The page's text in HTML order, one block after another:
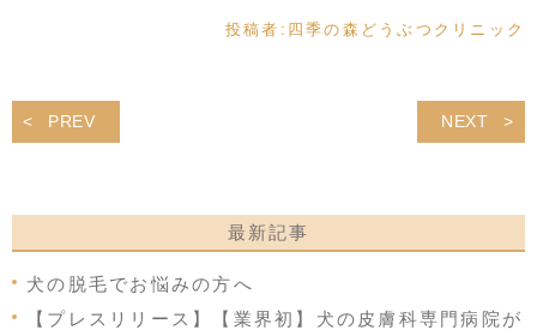
投稿者: 四季の森どうぶつクリニック
PREV NEXT
最新記事
犬の脱毛でお悩みの方へ
【プレスリリース】【業界初】犬の皮膚科専門病院が